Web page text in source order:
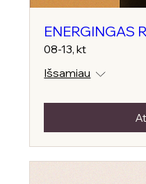
ENERGINGAS
08-13, kt
Išsamiau